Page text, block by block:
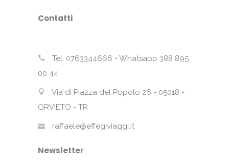
Contatti
Tel. 0763344666 - Whatsapp 388 895
00 44
Via di Piazza del Popolo 26 - 05018 -
ORVIETO - TR
raffaele@effegiviaggi.it
Newsletter